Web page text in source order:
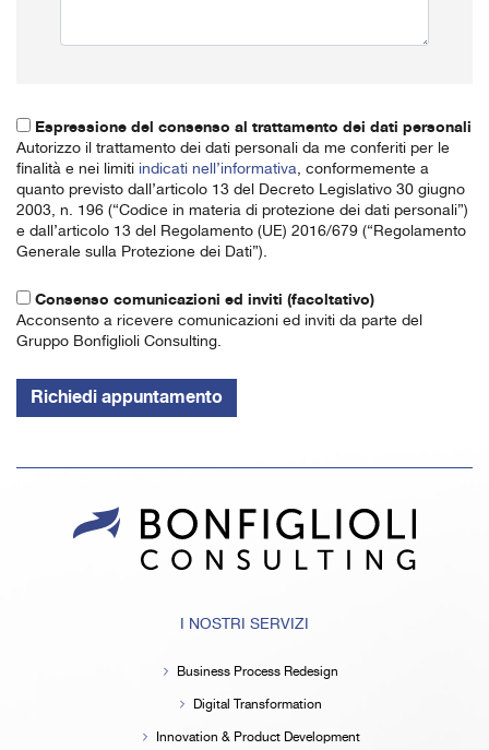
Espressione del consenso al trattamento dei dati personali
Autorizzo il trattamento dei dati personali da me conferiti per le
finalità e nei limiti indicati nell’informativa, conformemente a
quanto previsto dall’articolo 13 del Decreto Legislativo 30 giugno
2003, n. 196 (“Codice in materia di protezione dei dati personali”)
e dall’articolo 13 del Regolamento (UE) 2016/679 (“Regolamento
Generale sulla Protezione dei Dati”).
Consenso comunicazioni ed inviti (facoltativo)
Acconsento a ricevere comunicazioni ed inviti da parte del
Gruppo Bonfiglioli Consulting.
I NOSTRI SERVIZI
Business Process Redesign
Digital Transformation
Innovation & Product Development